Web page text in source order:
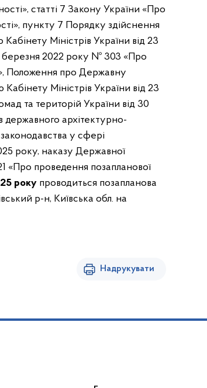
статті 7 Закону України «Про
пункту 7 Порядку здійснення
Міністрів України від 23
березня 2022 року № 303 «Про
Положення про Державну
Міністрів України від 23
та територій України від 30
архітектурно-
у сфері
року, наказу Державної
«Про проведення позапланової
року проводиться позапланова
р-н, Київська обл. на
Надрукувати